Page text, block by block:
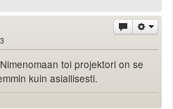
toi projektori on se
kuin asiallisesti.